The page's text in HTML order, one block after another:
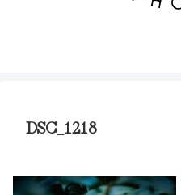
DSC_1218